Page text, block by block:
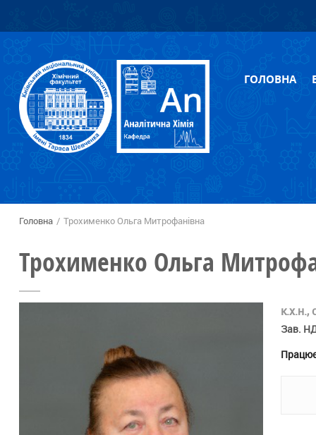
ГОЛОВНА
Головна / Трохименко Ольга Митрофанівна
Трохименко Ольга
к.х.н.,
Зав.